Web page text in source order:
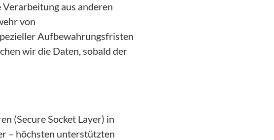
aus anderen
von
Aufbewahrungsfristen
wir die Daten, sobald der
(Secure Socket Layer) in
– höchsten unterstützten